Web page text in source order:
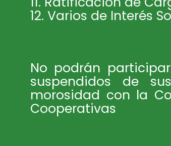
12. Varios de Interés
No podrán
suspendidos de
morosidad con la
Cooperativas